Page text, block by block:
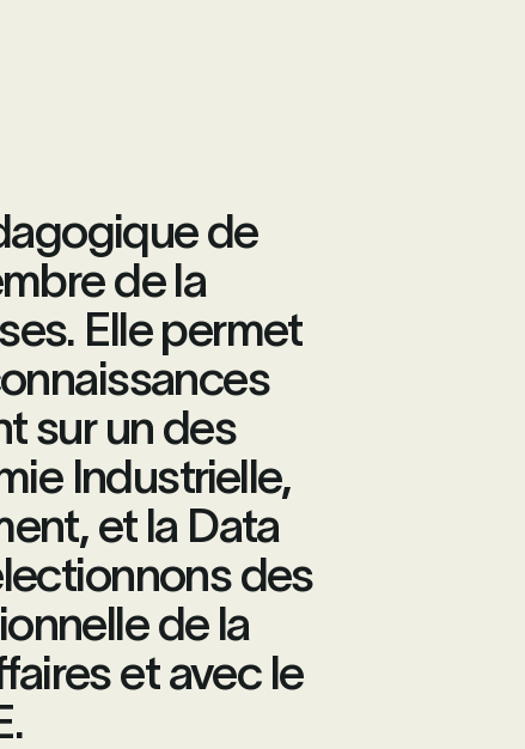
de
de la
Elle permet
sur un des
Industrielle,
et la Data
des
de la
et avec le